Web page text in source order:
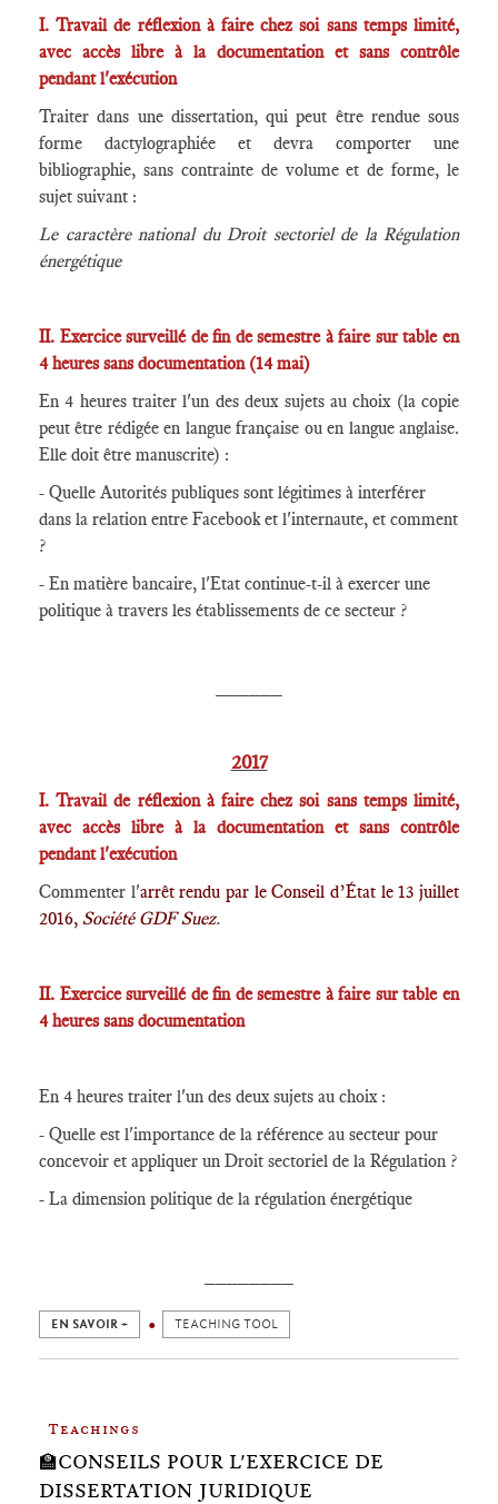
I. Travail de réflexion à faire chez soi sans temps limité,
avec accès libre à la documentation et sans contrôle
pendant l'exécution
Traiter dans une dissertation, qui peut être rendue sous
forme dactylographiée et devra comporter une
bibliographie, sans contrainte de volume et de forme, le
sujet suivant :
Le caractère national du Droit sectoriel de la Régulation
énergétique
II. Exercice surveillé de fin de semestre à faire sur table en
4 heures sans documentation (14 mai)
En 4 heures traiter l'un des deux sujets au choix (la copie
peut être rédigée en langue française ou en langue anglaise.
Elle doit être manuscrite) :
- Quelle Autorités publiques sont légitimes à interférer
dans la relation entre Facebook et l'internaute, et comment
?
- En matière bancaire, l'Etat continue-t-il à exercer une
politique à travers les établissements de ce secteur ?
2017
I. Travail de réflexion à faire chez soi sans temps limité,
avec accès libre à la documentation et sans contrôle
pendant l'exécution
Commenter l'arrêt rendu par le Conseil d’État le 13 juillet
2016, Société GDF Suez.
II. Exercice surveillé de fin de semestre à faire sur table en
4 heures sans documentation
En 4 heures traiter l'un des deux sujets au choix :
- Quelle est l'importance de la référence au secteur pour
concevoir et appliquer un Droit sectoriel de la Régulation ?
- La dimension politique de la régulation énergétique
EN SAVOIR + TEACHING TOOL
Teachings
🏫CONSEILS POUR L'EXERCICE DE
DISSERTATION JURIDIQUE